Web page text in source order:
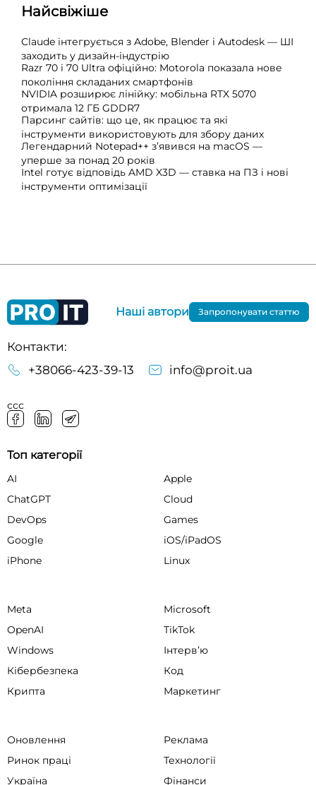
Найсвіжіше
Claude інтегрується з Adobe, Blender і Autodesk — ШІ
заходить у дизайн-індустрію
Razr 70 і 70 Ultra офіційно: Motorola показала нове
покоління складаних смартфонів
NVIDIA розширює лінійку: мобільна RTX 5070
отримала 12 ГБ GDDR7
Парсинг сайтів: що це, як працює та які
інструменти використовують для збору даних
Легендарний Notepad++ з’явився на macOS —
уперше за понад 20 років
Intel готує відповідь AMD X3D — ставка на ПЗ і нові
інструменти оптимізації
Контакти:
+38066-423-39-13
info@proit.ua
ссс
Наші автори Запропонувати статтю
Топ категорії
AI
Apple
ChatGPT
Cloud
DevOps
Games
Google
iOS/iPadOS
iPhone
Linux
Meta
Microsoft
OpenAI
TikTok
Windows
Інтервʼю
Кібербезпека
Код
Крипта
Маркетинг
Оновлення
Реклама
Ринок праці
Технології
Україна
Фінанси